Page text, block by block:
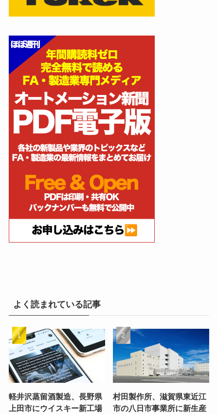
よく読まれている記事
軽井沢蒸留酒製造、長野県
上田市にウイスキー新工場
村田製作所、滋賀県東近江
市の八日市事業所に新生産